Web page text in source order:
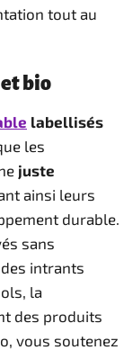
tout au
bio
labellisés
les
juste
ainsi leurs
durable.
sans
intrants
la
des produits
vous soutenez